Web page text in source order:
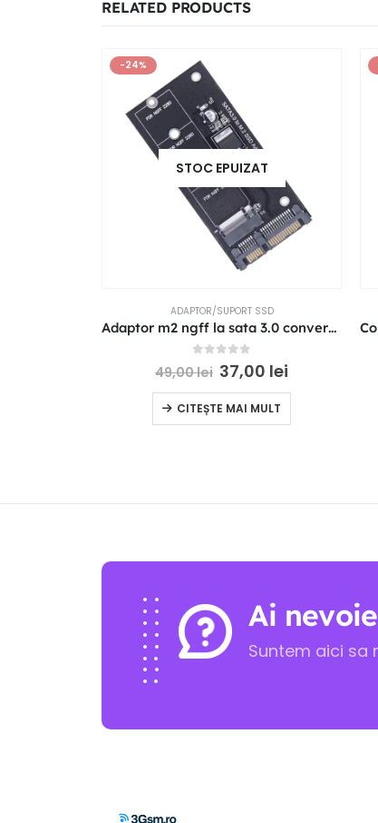
RELATED PRODUCTS
-24%
STOC EPUIZAT
ADAPTOR/SUPORT SSD
Adaptor m2 ngff la sata 3.0 converter card pentru PC si Laptop
out of 5
49,00lei 37,00 lei
CITEȘTE MAI MULT
Ai
Suntem aici sa